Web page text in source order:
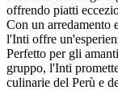
offrendo piatti
Con un arredamento
l'Inti offre
Perfetto per gli
gruppo, l'Inti
culinarie del Perù e